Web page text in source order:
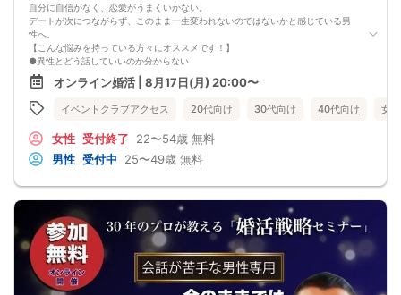
一緒に美味しいものを食べに行ったり、
映画に行ったり、旅行に行けるように、
ぜひこの先を読み進めてみてください👇
※講師の急用以外はたとえ参加人数が1人でも
その人のために必ず実施します
※はじめてセミナーに参加する方も
ビデオオフでも参加OKにしているので
安心してください
自分に自信がなく、恋愛がうまくいかない。
デートが次につながらず、このまま一生変われないのではないかと感じている男
性へ。
【こんな悩みを持っている方々にオススメです！】
●異性とどう話していいのか分からない
●婚活パーティー、合コンで上手くいかない
●デートやお見合いが２回目につながらない
●今のままでは一生変わらない気がする
●異性から断られると、自分の人格を否定されている気分になる
最短3ヶ月で彼女ができる可能性を高め、1年以内の結婚を目指すための
恋愛・婚活の具体的な方法をお伝えします。
【婚活戦略セミナーで得られるメリットは！】
●婚活パーティーやマッチングアプリで結果を出せるようになる
●異性とのコミュニケーションのポイントが理解できる
●好きになった女性との関係を続けられるようになる
まずは、異性が求めていることを理解し、
それを提供できる自分自身に変化していくことにより、
はじめて自分が好きな異性が自分を好きになってくれるようになり、
恋愛婚活が上手くいくようになります。
オンライン婚活 | 8月17日(月) 20:00〜
イベントクラブアクセス 20代向け 30代向け 40代向け 女
女性 受付終了 22〜54歳 無料
男性 受付中 25〜49歳 無料